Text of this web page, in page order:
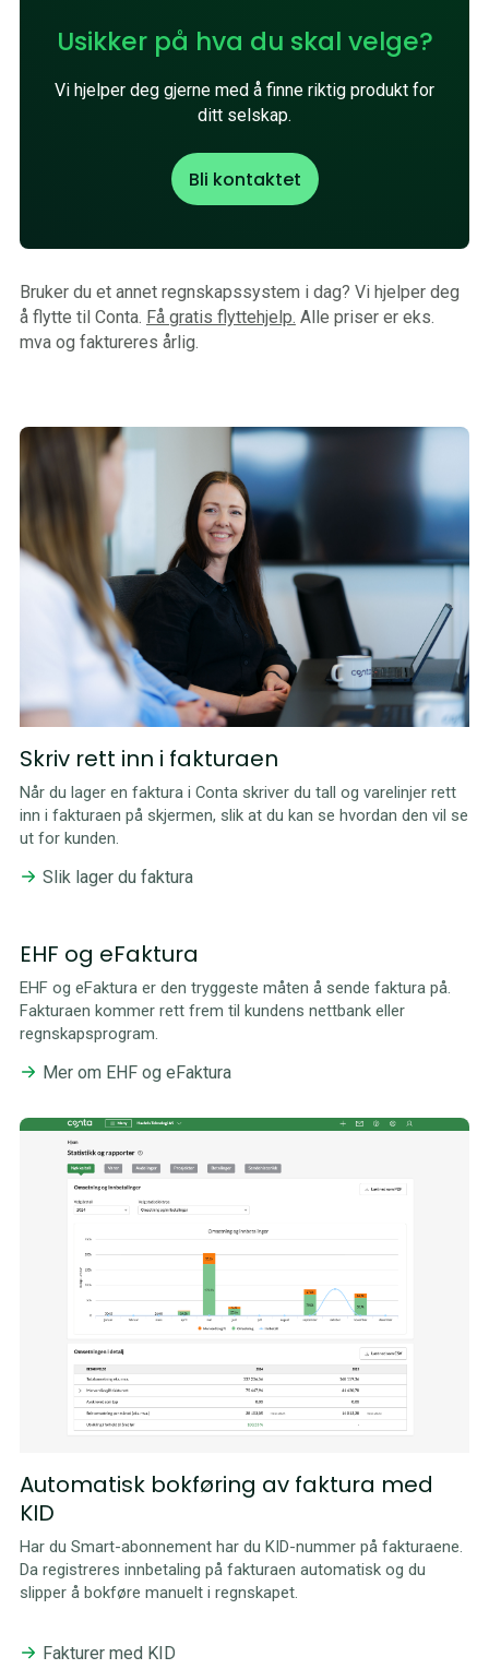
Usikker på hva du skal velge?
Vi hjelper deg gjerne med å finne riktig produkt for
ditt selskap.
Bli kontaktet
Bruker du et annet regnskapssystem i dag? Vi hjelper deg
å flytte til Conta. Få gratis flyttehjelp. Alle priser er eks.
mva og faktureres årlig.
Skriv rett inn i fakturaen
Når du lager en faktura i Conta skriver du tall og varelinjer rett
inn i fakturaen på skjermen, slik at du kan se hvordan den vil se
ut for kunden.
Slik lager du faktura
EHF og eFaktura
EHF og eFaktura er den tryggeste måten å sende faktura på.
Fakturaen kommer rett frem til kundens nettbank eller
regnskapsprogram.
Mer om EHF og eFaktura
Automatisk bokføring av faktura med
KID
Har du Smart-abonnement har du KID-nummer på fakturaene.
Da registreres innbetaling på fakturaen automatisk og du
slipper å bokføre manuelt i regnskapet.
Fakturer med KID